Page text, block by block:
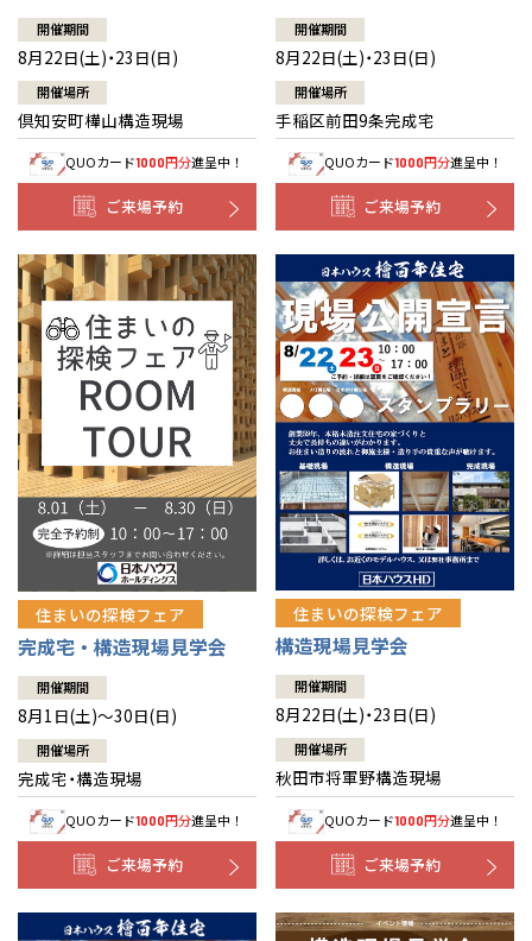
開催期間
8月22日(土)・23日(日)
開催場所
倶知安町樺山構造現場
QUOカード1000円分進呈中！
ご来場予約
開催期間
8月22日(土)・23日(日)
開催場所
手稲区前田9条完成宅
QUOカード1000円分進呈中！
ご来場予約
住まいの探検フェア
完成宅・構造現場見学会
開催期間
8月1日(土)～30日(日)
開催場所
完成宅・構造現場
QUOカード1000円分進呈中！
ご来場予約
住まいの探検フェア
構造現場見学会
開催期間
8月22日(土)・23日(日)
開催場所
秋田市将軍野構造現場
QUOカード1000円分進呈中！
ご来場予約
道南
道東
岩手
山形
宮城
福島
山梨
長野
富山
石川
福井
東京
神奈川
埼玉
千葉
茨城
栃木
群馬
東海
愛知
岐阜
静岡
三重
近畿
大阪
京都
兵庫
奈良
滋賀
和歌山
中国・四国
岡山
香川
愛媛
鳥取
島根
広島
山口
徳島
高知
九州
福岡
佐賀
熊本
大分
宮崎
鹿児島
長崎
沖縄
分譲マンション
※現住所のある都道府県以外の建築予定地の方でも現住所の有るお近
くの展示場又は店舗にお問合せください。移住の計画の方もご相談対
応します。お気軽にご相談ください。
道南
道東
釧路
岩手県
山形県
宮城県
仙台
福島県
会津
山梨県
長野県
富山県
富山
石川県
福井県
福井
東京都
神奈川県
相模
埼玉県
埼玉
千葉県
千葉
柏
茨城県
水戸
栃木県
宇都宮
小山
群馬県
群馬
伊勢崎
東海
愛知県
岐阜県
岐阜
静岡県
三重県
四日市
近畿
大阪府
大阪
京都府
京都
兵庫県
姫路
奈良県
奈良
中国・四国
岡山県
岡山
愛媛県
松山
九州
福岡県
福岡
佐賀県
佐賀
熊本県
熊本
大分県
大分
宮崎県
宮崎
鹿児島県
鹿児島